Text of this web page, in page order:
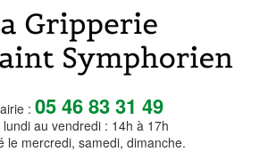
: 05 46 83 31 49
lundi au vendredi : 14h à 17h
le mercredi, samedi, dimanche.